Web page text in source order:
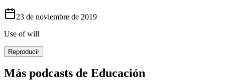
23 de noviembre de 2019
Use of will
Reproducir
Más podcasts de Educación